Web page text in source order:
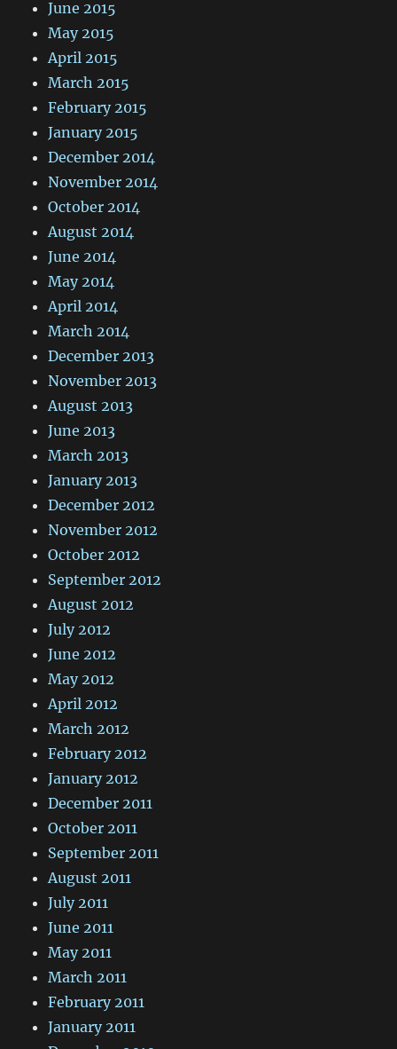
June 2015
May 2015
April 2015
March 2015
February 2015
January 2015
December 2014
November 2014
October 2014
August 2014
June 2014
May 2014
April 2014
March 2014
December 2013
November 2013
August 2013
June 2013
March 2013
January 2013
December 2012
November 2012
October 2012
September 2012
August 2012
July 2012
June 2012
May 2012
April 2012
March 2012
February 2012
January 2012
December 2011
October 2011
September 2011
August 2011
July 2011
June 2011
May 2011
March 2011
February 2011
January 2011